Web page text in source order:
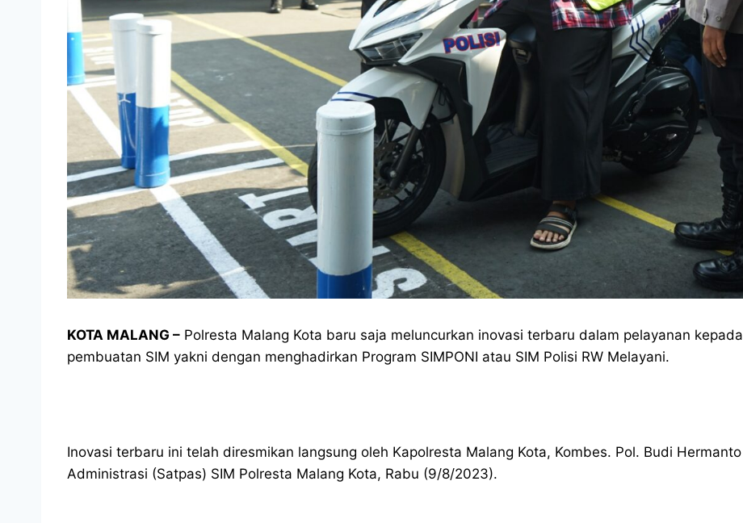
KOTA MALANG – Polresta Malang Kota baru saja meluncurkan inovasi terbaru dalam pelayanan
pembuatan SIM yakni dengan menghadirkan Program SIMPONI atau SIM Polisi RW Melayani.
Inovasi terbaru ini telah diresmikan langsung oleh Kapolresta Malang Kota, Kombes. Pol. Budi
Administrasi (Satpas) SIM Polresta Malang Kota, Rabu (9/8/2023).